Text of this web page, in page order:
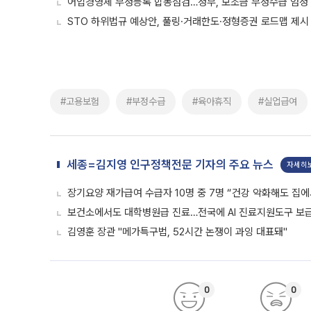
STO 하위법규 예상안, 풀링·거래한도·정형증권 로드맵 제시
#고용보험 #부정수급 #육아휴직 #실업급여
세종=김지영 인구정책전문 기자의 주요 뉴스 자세히
장기요양 재가급여 수급자 10명 중 7명 “건강 악화해도 집
보건소에서도 대학병원급 진료…전국에 AI 진료지원도구 보
김영훈 장관 "메가특구법, 52시간 논쟁이 과잉 대표돼"
0 0